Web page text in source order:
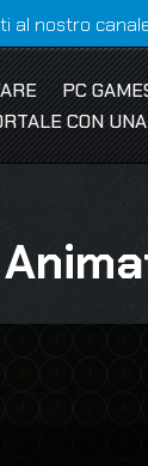
al nostro
PC
CON